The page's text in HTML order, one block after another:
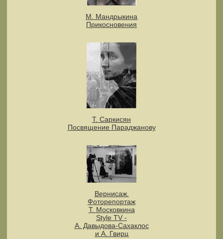
М. Мандрыкина
Прикосновения
Т. Саркисян
Посвящение Параджанову
Вернисаж.
Фоторепортаж
Т. Московкина
Style TV -
А. Давыдова-Сахаклос
и А. Гвирц